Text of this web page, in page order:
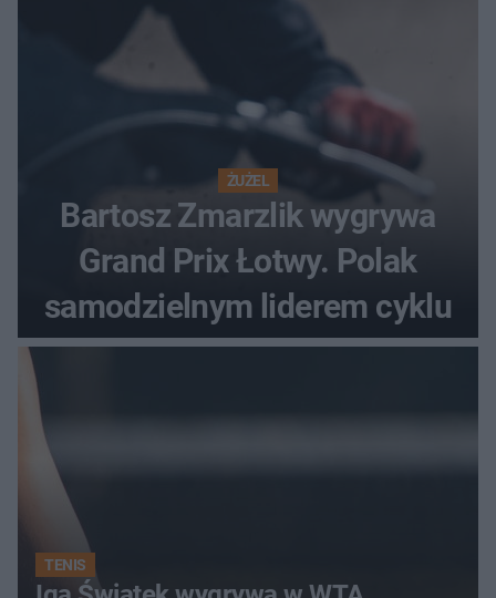
ŻUŻEL
Bartosz Zmarzlik wygrywa
Grand Prix Łotwy. Polak
samodzielnym liderem cyklu
TENIS